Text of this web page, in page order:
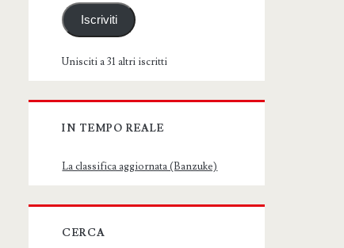
Iscriviti
Unisciti a 31 altri iscritti
IN TEMPO REALE
La classifica aggiornata (Banzuke)
CERCA